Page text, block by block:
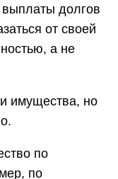
выплаты долгов
от своей
а не
имущества, но
по
по